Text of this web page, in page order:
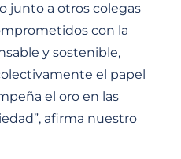
junto a otros colegas
con la
y sostenible,
el papel
el oro en las
afirma nuestro